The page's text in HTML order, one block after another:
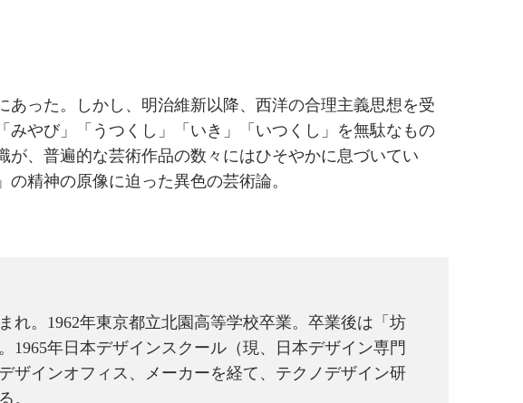
った。しかし、明治維新以降、西洋の合理主義思想を受
やび」「うつくし」「いき」「いつくし」を無駄なもの
、普遍的な芸術作品の数々にはひそやかに息づいてい
精神の原像に迫った異色の芸術論。
れ。1962年東京都立北園高等学校卒業。卒業後は「坊
1965年日本デザインスクール（現、日本デザイン専門
ザインオフィス、メーカーを経て、テクノデザイン研
。